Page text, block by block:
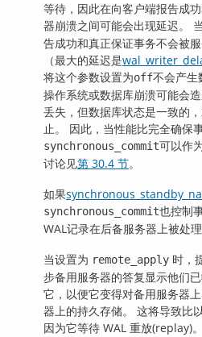
等待，因此在向客户端报告成
器崩溃之间可能会出现延迟。
告成功和真正保证事务不会被
（最大的延迟是
将这个参数设置为off不会产生
操作系统或数据库崩溃可能会
丢失，但数据库状态是一致的
止。 因此，当性能比完全确保
synchronous_commit可以作
讨论见第 30.4 节。
如果
synchronous_commit也控制
WAL记录在后备服务器上被处理
当设置为 remote_apply 时，
步备用服务器的答复显示他们
它，以便它变得对备用服务器
器上的持久存储。 这将导致比
因为它等待 WAL 重放(replay)